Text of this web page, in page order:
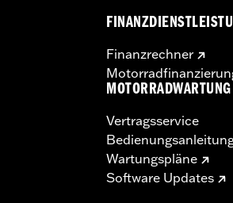
Riser kann bei bestimmten
In vielen Ländern ist die
dass Dein Motorrad die
Finanzrechner
MOTORRADWARTUNG
Vertragsservice
Wartungspläne
Software Updates